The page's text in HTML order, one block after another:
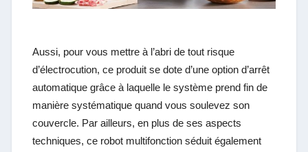
Aussi, pour vous mettre à l’abri de tout risque
d’électrocution, ce produit se dote d’une option d’arrêt
automatique grâce à laquelle le système prend fin de
manière systématique quand vous soulevez son
couvercle. Par ailleurs, en plus de ses aspects
techniques, ce robot multifonction séduit également